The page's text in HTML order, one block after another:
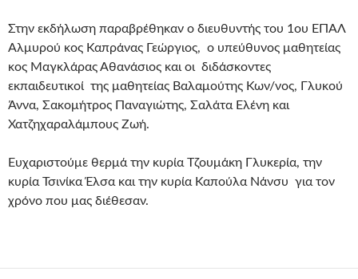
Στην εκδήλωση παραβρέθηκαν ο διευθυντής του 1ου ΕΠΑΛ
Αλμυρού κος Καπράνας Γεώργιος, ο υπεύθυνος μαθητείας
κος Μαγκλάρας Αθανάσιος και οι διδάσκοντες
εκπαιδευτικοί της μαθητείας Βαλαμούτης Κων/νος, Γλυκού
Άννα, Σακομήτρος Παναγιώτης, Σαλάτα Ελένη και
Χατζηχαραλάμπους Ζωή.
Ευχαριστούμε θερμά την κυρία Τζουμάκη Γλυκερία, την
κυρία Τσινίκα Έλσα και την κυρία Καπούλα Νάνσυ για τον
χρόνο που μας διέθεσαν.